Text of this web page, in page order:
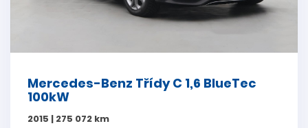
Mercedes-Benz Třídy C 1,6 BlueTec
100kW
2015 | 275 072 km